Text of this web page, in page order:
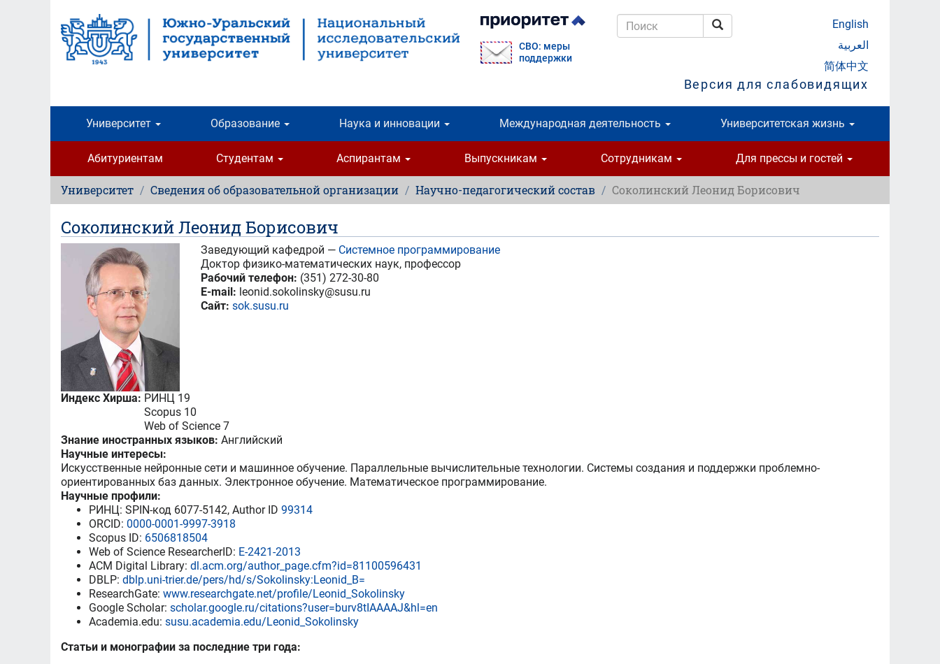
содержанию
СВО: меры
поддержки
Поиск
English
العربية
简体中文
Версия для слабовидящих
Университет Образование Наука и инновации Международная деятельность Университетская жизнь
Абитуриентам Студентам Аспирантам Выпускникам Сотрудникам Для прессы и гостей
Университет Сведения об образовательной организации Научно-педагогический состав Соколинский Леонид Борисович
Соколинский Леонид Борисович
Заведующий кафедрой — Системное программирование
Доктор физико-математических наук, профессор
Рабочий телефон: (351) 272-30-80
E-mail: leonid.sokolinsky@susu.ru
Сайт: sok.susu.ru
Индекс Хирша: РИНЦ 19
Scopus 10
Web of Science 7
Знание иностранных языков: Английский
Научные интересы:
Искусственные нейронные сети и машинное обучение. Параллельные вычислительные технологии. Системы создания и поддержки проблемно-
ориентированных баз данных. Электронное обучение. Математическое программирование.
Научные профили:
РИНЦ: SPIN-код 6077-5142, Author ID 99314
ORCID: 0000-0001-9997-3918
Scopus ID: 6506818504
Web of Science ResearcherID: E-2421-2013
ACM Digital Library: dl.acm.org/author_page.cfm?id=81100596431
DBLP: dblp.uni-trier.de/pers/hd/s/Sokolinsky:Leonid_B=
ResearchGate: www.researchgate.net/profile/Leonid_Sokolinsky
Google Scholar: scholar.google.ru/citations?user=burv8tIAAAAJ&hl=en
Academia.edu: susu.academia.edu/Leonid_Sokolinsky
Статьи и монографии за последние три года: